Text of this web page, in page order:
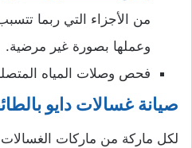
من الأجزاء التي ربما
وعملها بصورة غير مرضية.
فحص وصلات المياه
صيانة غسالات دايو
لكل ماركة من ماركات